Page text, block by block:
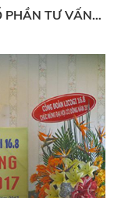
PHẦN TƯ VẤN